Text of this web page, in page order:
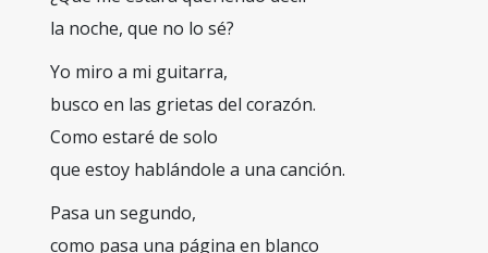
la noche, que no lo sé?
Yo miro a mi guitarra,
busco en las grietas del corazón.
Como estaré de solo
que estoy hablándole a una canción.
Pasa un segundo,
como pasa una página en blanco